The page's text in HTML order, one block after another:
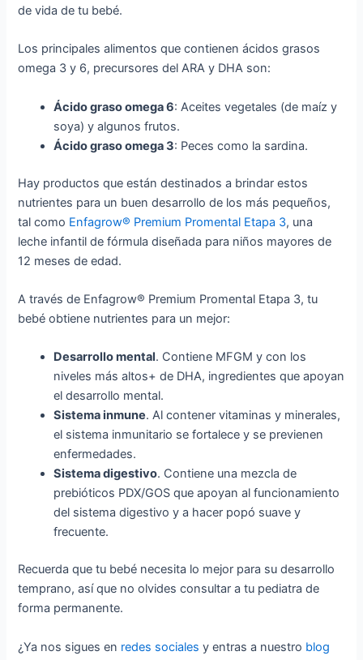
de vida de tu bebé.
Los principales alimentos que contienen ácidos grasos
omega 3 y 6, precursores del ARA y DHA son:
Ácido graso omega 6: Aceites vegetales (de maíz y
soya) y algunos frutos.
Ácido graso omega 3: Peces como la sardina.
Hay productos que están destinados a brindar estos
nutrientes para un buen desarrollo de los más pequeños,
tal como Enfagrow® Premium Promental Etapa 3, una
leche infantil de fórmula diseñada para niños mayores de
12 meses de edad.
A través de Enfagrow® Premium Promental Etapa 3, tu
bebé obtiene nutrientes para un mejor:
Desarrollo mental. Contiene MFGM y con los
niveles más altos+ de DHA, ingredientes que apoyan
el desarrollo mental.
Sistema inmune. Al contener vitaminas y minerales,
el sistema inmunitario se fortalece y se previenen
enfermedades.
Sistema digestivo. Contiene una mezcla de
prebióticos PDX/GOS que apoyan al funcionamiento
del sistema digestivo y a hacer popó suave y
frecuente.
Recuerda que tu bebé necesita lo mejor para su desarrollo
temprano, así que no olvides consultar a tu pediatra de
forma permanente.
¿Ya nos sigues en redes sociales y entras a nuestro blog